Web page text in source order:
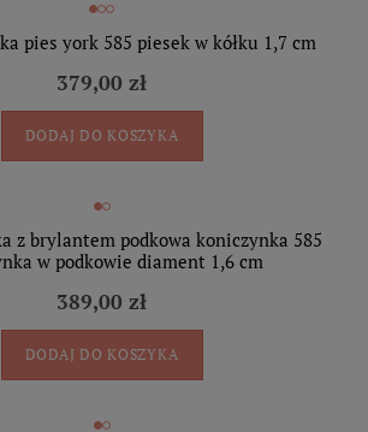
pies york 585 piesek w kółku 1,7 cm
379,00 zł
DODAJ DO KOSZYKA
z brylantem podkowa koniczynka 585
w podkowie diament 1,6 cm
389,00 zł
DODAJ DO KOSZYKA